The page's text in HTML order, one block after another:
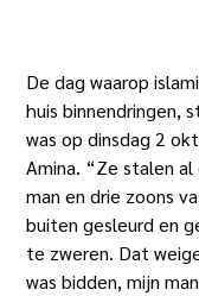
De dag waarop
huis binnendringen,
was op dinsdag 2
Amina. “Ze stalen
man en drie zoons
buiten gesleurd en
te zweren. Dat
was bidden, mijn